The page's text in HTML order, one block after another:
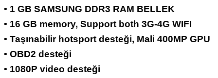
• 1 GB SAMSUNG DDR3 RAM BELLEK
• 16 GB memory, Support both 3G-4G WIFI
• Taşınabilir hotsport desteği, Mali 400MP GPU
• OBD2 desteği
• 1080P video desteği